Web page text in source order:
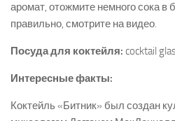
аромат, отожмите немного сока в
правильно, смотрите на видео.
Посуда для коктейля: cocktail
Интересные факты:
Коктейль «Битник» был создан